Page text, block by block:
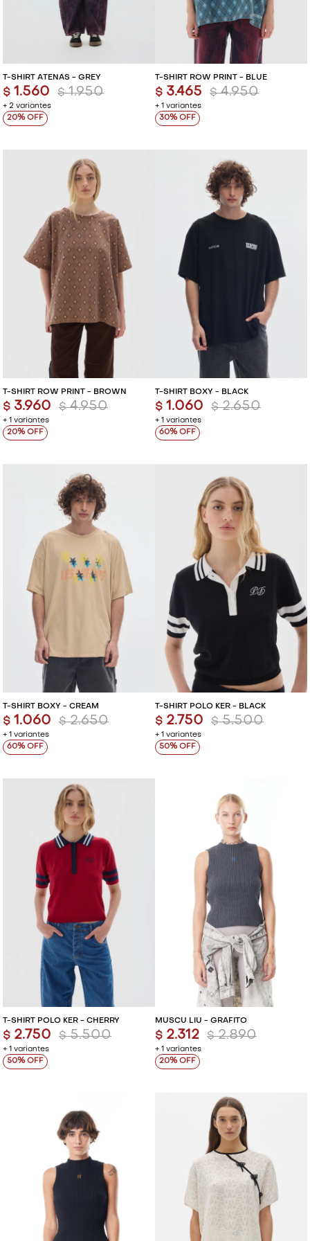
T-SHIRT ATENAS - GREY
+ 2 variantes
$ 1.560 $ 1.950
20
T-SHIRT ROW PRINT - BLUE
+ 1 variantes
$ 3.465 $ 4.950
30
T-SHIRT ROW PRINT - BROWN
+ 1 variantes
$ 3.960 $ 4.950
20
T-SHIRT BOXY - BLACK
+ 1 variantes
$ 1.060 $ 2.650
60
T-SHIRT BOXY - CREAM
+ 1 variantes
$ 1.060 $ 2.650
60
T-SHIRT POLO KER - BLACK
+ 1 variantes
$ 2.750 $ 5.500
50
T-SHIRT POLO KER - CHERRY
+ 1 variantes
$ 2.750 $ 5.500
50
MUSCU LIU - GRAFITO
+ 1 variantes
$ 2.312 $ 2.890
20